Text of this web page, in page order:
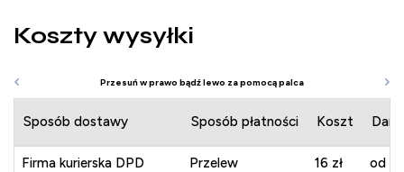
Koszty wysyłki
Sposób dostawy Sposób płatności Koszt
Firma kurierska DPD
Przelew
16 zł od